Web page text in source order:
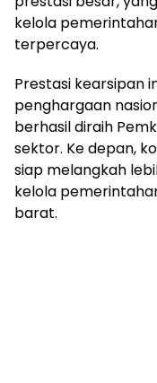
kelola
terpercaya.
Prestasi kearsipan
penghargaan
berhasil diraih
sektor. Ke depan,
siap melangkah
kelola
barat.